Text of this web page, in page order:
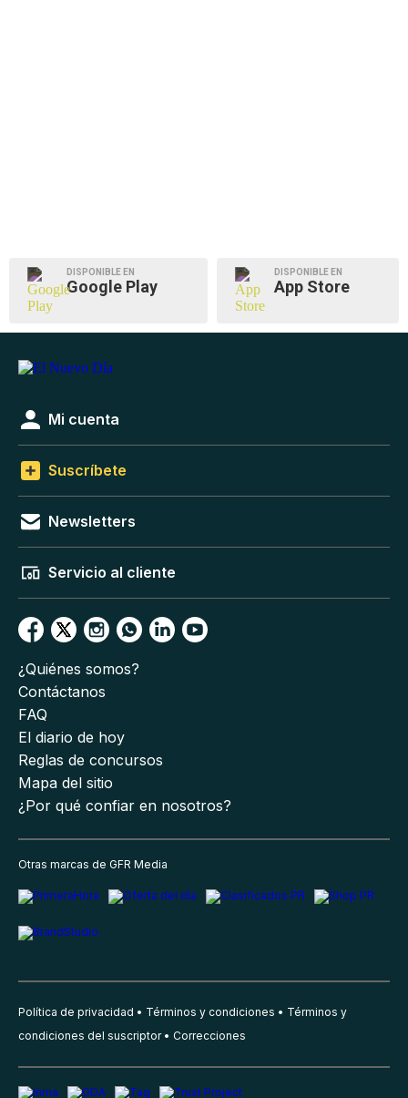
DISPONIBLE EN
Google Play
DISPONIBLE EN
App Store
Mi cuenta
Suscríbete
Newsletters
Servicio al cliente
¿Quiénes somos?
Contáctanos
FAQ
El diario de hoy
Reglas de concursos
Mapa del sitio
¿Por qué confiar en nosotros?
Otras marcas de GFR Media
Política de privacidad Términos y condiciones
Términos y
condiciones del suscriptor
Correcciones